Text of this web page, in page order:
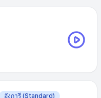
ฮังการี (Standard)